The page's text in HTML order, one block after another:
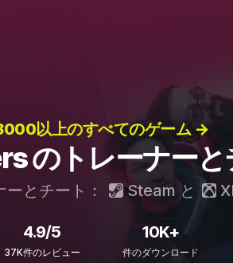
以上のすべてのゲーム →
のトレーナーと
ーとチート： Steam と
4.9/5
37K件のレビュー
10K+
件のダウンロード